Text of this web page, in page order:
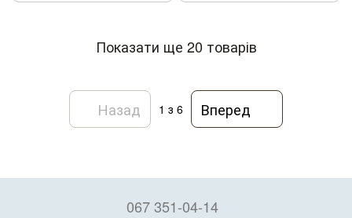
Показати ще 20 товарів
Назад 1 з 6 Вперед
067 351-04-14